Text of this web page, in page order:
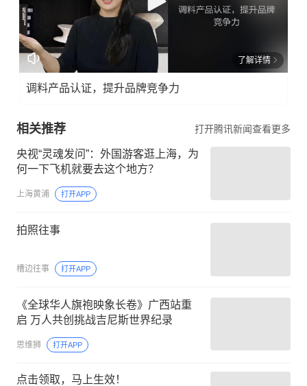
了解详情
调料产品认证，提升品牌竞争力
相关推荐 打开腾讯新闻查看更多
央视“灵魂发问”：外国游客逛上海，为
何一下飞机就要去这个地方？
上海黄浦 打开APP
拍照往事
槽边往事 打开APP
《全球华人旗袍映象长卷》广西站重
启 万人共创挑战吉尼斯世界纪录
思维狮 打开APP
点击领取，马上生效！